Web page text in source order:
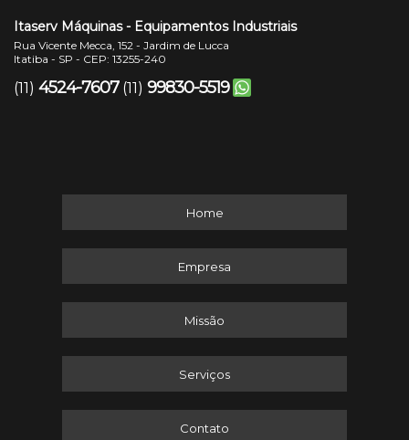
Itaserv Máquinas - Equipamentos Industriais
Rua Vicente Mecca, 152 - Jardim de Lucca
Itatiba - SP - CEP: 13255-240
(11) 4524-7607 (11) 99830-5519
Home
Empresa
Missão
Serviços
Contato